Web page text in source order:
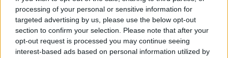
processing of your personal or sensitive information for
targeted advertising by us, please use the below opt-out
section to confirm your selection. Please note that after your
opt-out request is processed you may continue seeing
interest-based ads based on personal information utilized by